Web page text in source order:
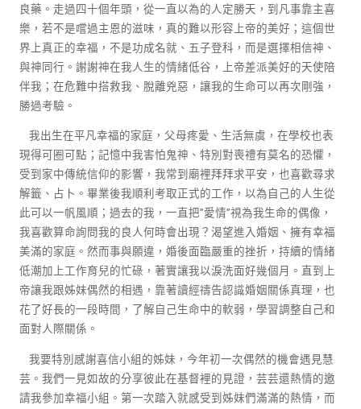
良藥。走過四十個年頭，從一直以為的人定勝天，到凡事靠主喜
樂，若不是嚐過主恩的滋味，真的難以形容上帝的美好；這個世
界上真正的幸福，不是功成名就、五子登科，而是選擇相信神、
與神同行。謝謝神在我人生的情緒低谷，上帝差派美好的天使陪
伴我；在危難中搭救我、脫離兇惡，讓我的生命可以再次剛強，
勝過考驗。
我出生在平凡幸福的家庭，父母疼愛、生活無虞，在學校也表
現得可圈可點；記憶中我害怕鬼神、特別對喪禮有莫名的恐懼，
受到家中傳統信仰的影響，我常到廟裡拜拜求平安，也喜歡尋求
解籤、占卜。畢業後我順利考取正式的工作，以為自己的人生從
此可以一帆風順；過去的我，一直把”愛情”視為我生命的偶像，
我喜歡算命詢問我的良人何時會出現？渴望進入婚姻、擁有幸福
美滿的家庭。然而事與願違，婚後面臨嚴重的挫折，持續的情緒
低潮加上工作育兒的忙碌，著實讓我以淚洗面好幾個月。直到上
帝讓我跟姊妹偶然的相遇，靠著讀經禱告認識婚姻關係真理，也
花了好長的一段時間，了解自己生命中的軟弱，學習調整自己和
面對人際關係。
我要特別感謝喜信小組的姊妹，今年初一次偶然的機會遇見慧
芸。我們一見如故的分享彼此在基督裡的見證，芸芸還熱情的邀
請我參加幸福小組。第一次踏入就感受到姊妹們滿滿的熱情，而